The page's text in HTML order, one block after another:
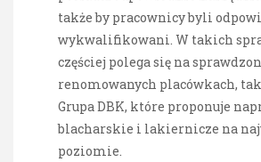
także by pracownicy byli
wykwalifikowani. W takich
częściej polega się na
renomowanych placówkach,
Grupa DBK, które proponuje
blacharskie i lakiernicze na
poziomie.